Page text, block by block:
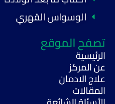
الوسواس القهري
تصفح الموقع
الرئيسية
عن المركز
علاج الادمان
المقالات